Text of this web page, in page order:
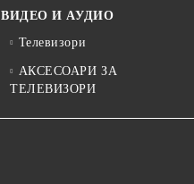
ВИДЕО И АУДИО
Телевизори
АКСЕСОАРИ ЗА
ТЕЛЕВИЗОРИ